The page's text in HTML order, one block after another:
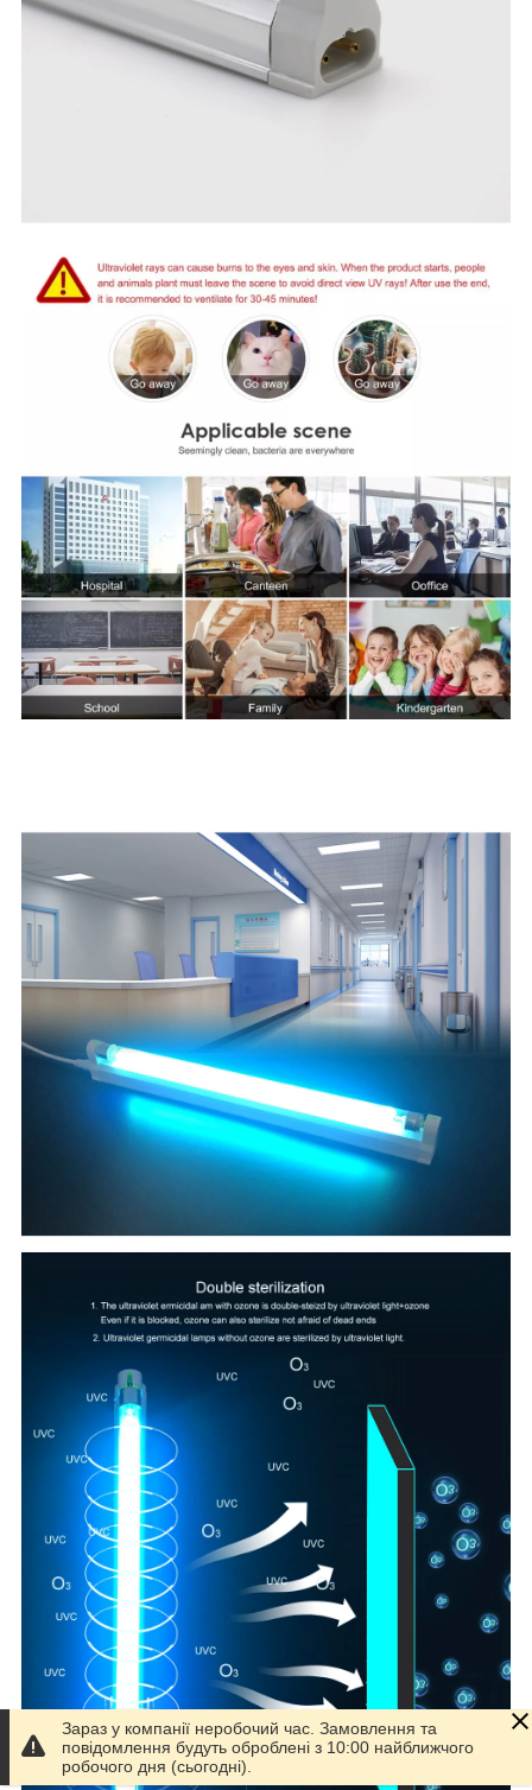
Зараз у компанії неробочий час. Замовлення та
повідомлення будуть оброблені з 10:00 найближчого
робочого дня (сьогодні).